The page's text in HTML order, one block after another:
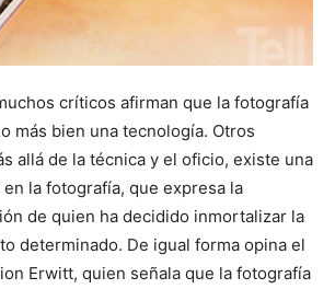
críticos afirman que la fotografía
más bien una tecnología. Otros
allá de la técnica y el oficio, existe una
la fotografía, que expresa la
de quien ha decidido inmortalizar la
determinado. De igual forma opina el
Erwitt, quien señala que la fotografía